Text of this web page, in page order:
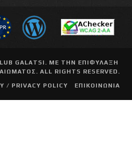
GALATSI . ΜΕ ΤΗΝ ΕΠΙΦΥΛΑΞΗ
ALL RIGHTS RESERVED.
PRIVACY POLICY
ΕΠΙΚΟΙΝΩΝΙΑ